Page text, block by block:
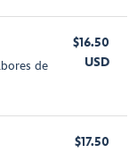
de
$16.50
USD
$17.50